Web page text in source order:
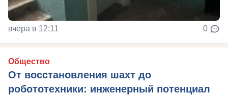
вчера в 12:11 0
Общество
От восстановления шахт до
робототехники: инженерный потенциал